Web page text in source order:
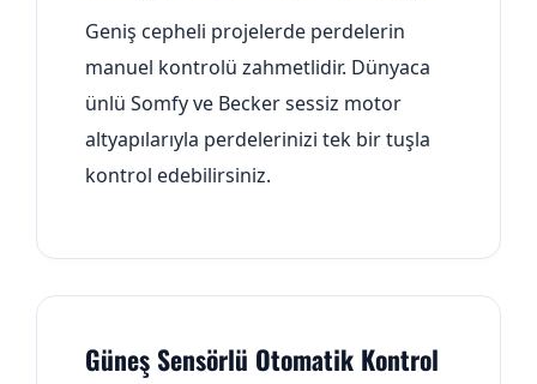
Geniş cepheli projelerde perdelerin
manuel kontrolü zahmetlidir. Dünyaca
ünlü Somfy ve Becker sessiz motor
altyapılarıyla perdelerinizi tek bir tuşla
kontrol edebilirsiniz.
Güneş Sensörlü Otomatik Kontrol